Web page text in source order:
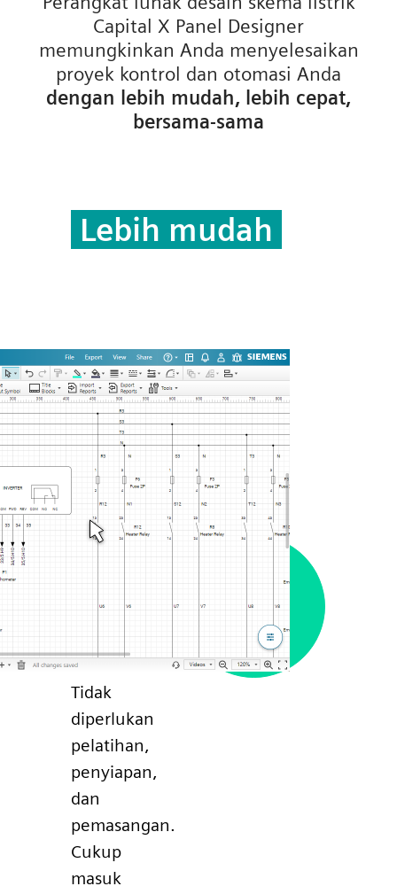
Capital X Panel Designer
memungkinkan Anda menyelesaikan
proyek kontrol dan otomasi Anda
dengan lebih mudah, lebih cepat,
bersama-sama
Lebih mudah
Tidak
diperlukan
pelatihan,
penyiapan,
dan
pemasangan.
Cukup
masuk